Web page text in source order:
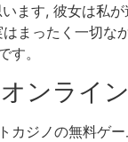
す, 彼女は私
まったく一切
す。
ンライ
ジノの無料ゲ